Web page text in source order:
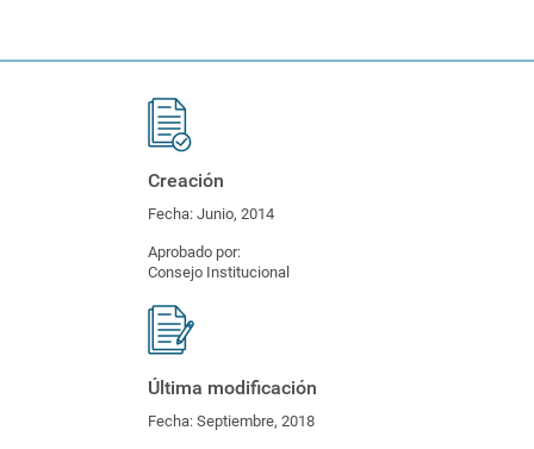
Creación
Fecha: Junio, 2014
Aprobado por:
Consejo Institucional
Última modificación
Fecha: Septiembre, 2018